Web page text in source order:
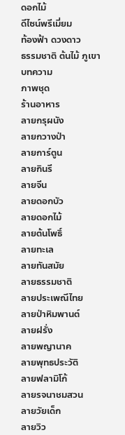
ดอกไม้
ดีไซน์พรีเมี่ยม
ท้องฟ้า ดวงดาว
ธรรมชาติ ต้นไม้ ภูเขา
บทความ
ภาพชุด
ร้านอาหาร
ลายกรุผนัง
ลายกวางป่า
ลายการ์ตูน
ลายกินรี
ลายจีน
ลายดอกบัว
ลายดอกไม้
ลายต้นโพธิ์
ลายทะเล
ลายทันสมัย
ลายธรรมชาติ
ลายประเพณีไทย
ลายป่าหิมพานต์
ลายฝรั่ง
ลายพญานาค
ลายพุทธประวัติ
ลายฟลามิโก้
ลายรจนาชมสวน
ลายวัยเด็ก
ลายวิว